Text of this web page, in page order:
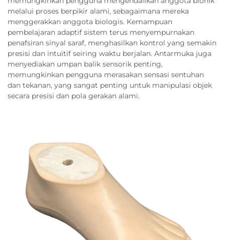
melalui proses berpikir alami, sebagaimana mereka
menggerakkan anggota biologis. Kemampuan
pembelajaran adaptif sistem terus menyempurnakan
penafsiran sinyal saraf, menghasilkan kontrol yang semakin
presisi dan intuitif seiring waktu berjalan. Antarmuka juga
menyediakan umpan balik sensorik penting,
memungkinkan pengguna merasakan sensasi sentuhan
dan tekanan, yang sangat penting untuk manipulasi objek
secara presisi dan pola gerakan alami.